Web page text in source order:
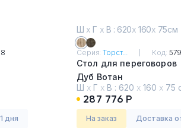
дня
Ш х Г х В : 620х 160х 75см
Серия:Торст... Код:
Стол для переговоров
Дуб Вотан
Ш х Г х В : 620 х 160 х 75
287 776 Р
На заказ Доставка